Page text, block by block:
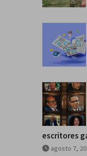
escritores
agosto 7,